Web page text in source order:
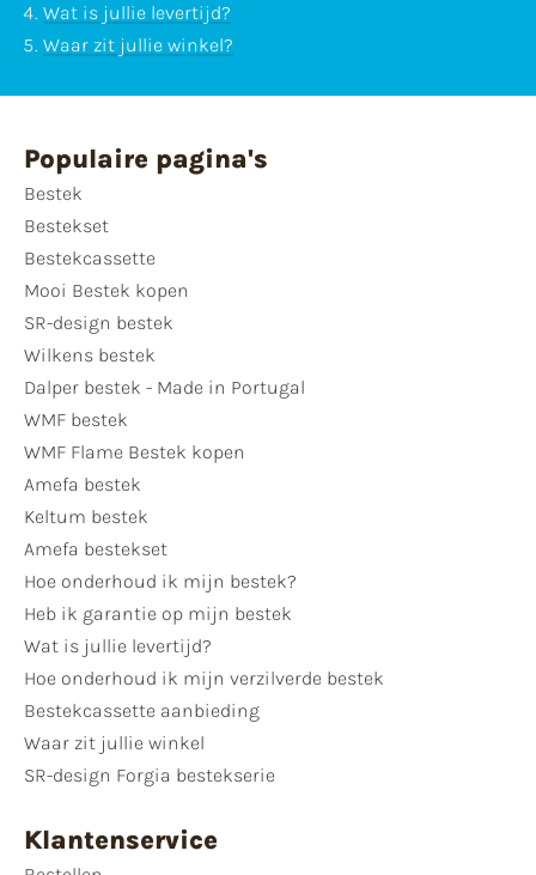
Wat is jullie levertijd?
Waar zit jullie winkel?
Populaire pagina's
Bestek
Bestekset
Bestekcassette
Mooi Bestek kopen
SR-design bestek
Wilkens bestek
Dalper bestek - Made in Portugal
WMF bestek
WMF Flame Bestek kopen
Amefa bestek
Keltum bestek
Amefa bestekset
Hoe onderhoud ik mijn bestek?
Heb ik garantie op mijn bestek
Wat is jullie levertijd?
Hoe onderhoud ik mijn verzilverde bestek
Bestekcassette aanbieding
Waar zit jullie winkel
SR-design Forgia bestekserie
Klantenservice